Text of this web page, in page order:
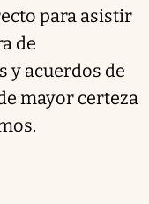
para asistir
de
y acuerdos de
mayor certeza